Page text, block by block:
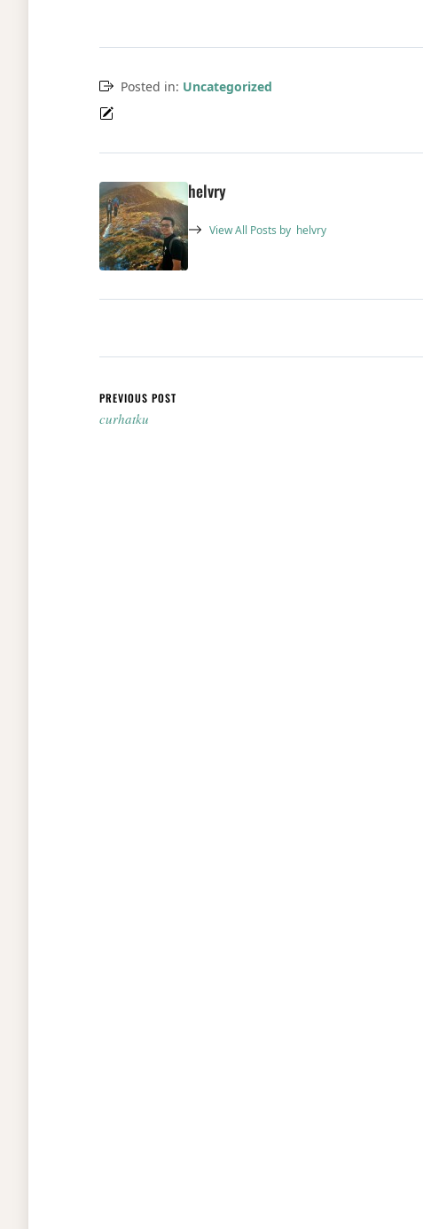
Posted in: Uncategorized
helvry
View All Posts by helvry
Post navigation
PREVIOUS POST
curhatku